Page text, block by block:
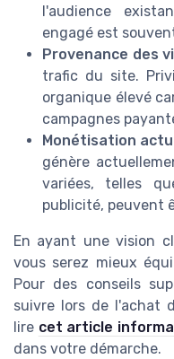
l'audience
engagé est
Provenance des
trafic du site.
organique élevé
campagnes
Monétisation
génère
variées, telles
publicité, peuvent
En ayant une vision
vous serez mieux
Pour des conseils
suivre lors de l'achat
lire cet article
dans votre démarche.